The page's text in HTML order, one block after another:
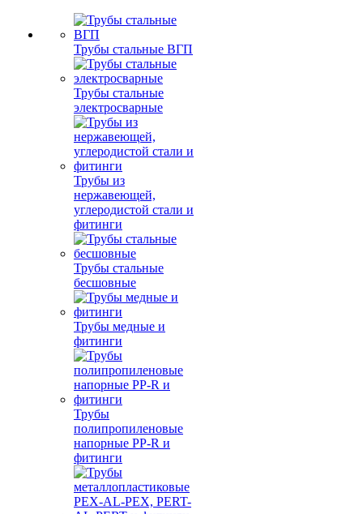
Трубы стальные ВГП
Трубы стальные
электросварные
Трубы из
нержавеющей,
углеродистой стали и
фитинги
Трубы стальные
бесшовные
Трубы медные и
фитинги
Трубы
полипропиленовые
напорные PP-R и
фитинги